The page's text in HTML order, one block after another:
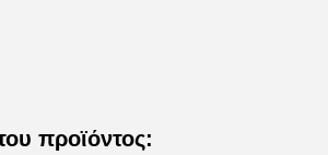
προϊόντος: